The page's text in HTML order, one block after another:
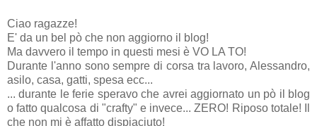
Ciao ragazze!
E' da un bel pò che non aggiorno il blog!
Ma davvero il tempo in questi mesi è VO LA TO!
Durante l'anno sono sempre di corsa tra lavoro, Alessandro,
asilo, casa, gatti, spesa ecc...
... durante le ferie speravo che avrei aggiornato un pò il blog
o fatto qualcosa di "crafty" e invece... ZERO! Riposo totale! Il
che non mi è affatto dispiaciuto!